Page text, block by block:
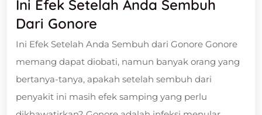
Ini Efek Setelah Anda Sembuh
Dari Gonore
Ini Efek Setelah Anda Sembuh dari Gonore Gonore
memang dapat diobati, namun banyak orang yang
bertanya-tanya, apakah setelah sembuh dari
penyakit ini masih efek samping yang perlu